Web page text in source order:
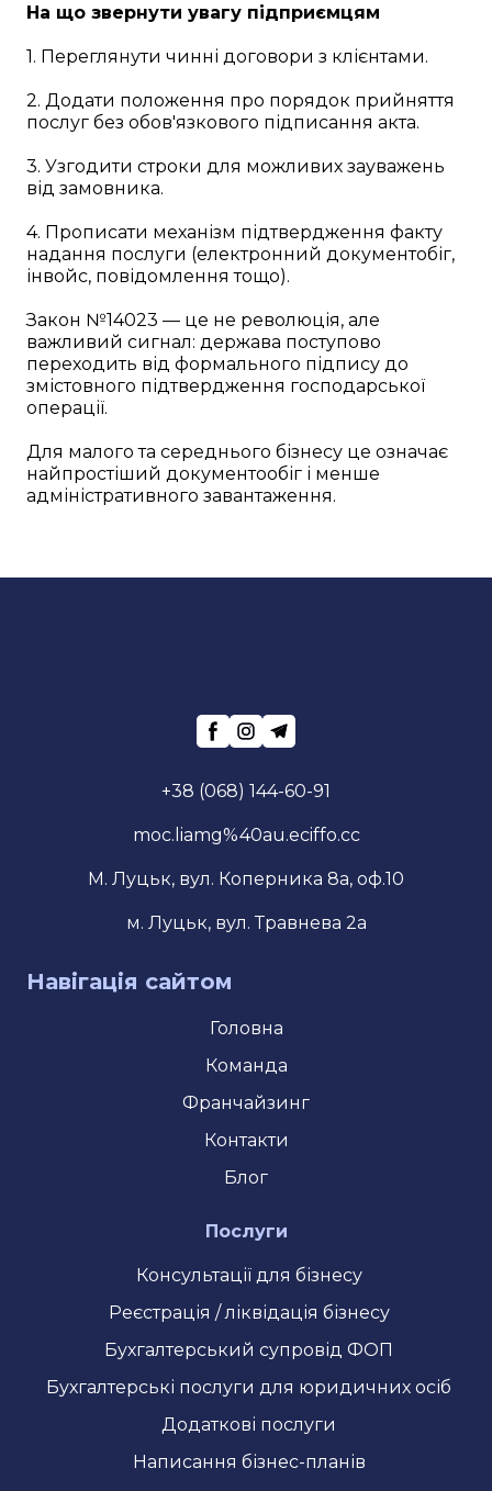
На що звернути увагу підприємцям
1. Переглянути чинні договори з клієнтами.
2. Додати положення про порядок прийняття
послуг без обов'язкового підписання акта.
3. Узгодити строки для можливих зауважень
від замовника.
4. Прописати механізм підтвердження факту
надання послуги (електронний документобіг,
інвойс, повідомлення тощо).
Закон №14023 — це не революція, але
важливий сигнал: держава поступово
переходить від формального підпису до
змістовного підтвердження господарської
операції.
Для малого та середнього бізнесу це означає
найпростіший документообіг і менше
адміністративного завантаження.
+38 (068) 144-60-91
moc.liamg%40au.eciffo.cc
М. Луцьк, вул. Коперника 8а, оф.10
м. Луцьк, вул. Травнева 2а
Навігація сайтом
Головна
Команда
Франчайзинг
Контакти
Блог
Послуги
Консультації для бізнесу
Реєстрація / ліквідація бізнесу
Бухгалтерський супровід ФОП
Бухгалтерські послуги для юридичних осіб
Додаткові послуги
Написання бізнес-планів